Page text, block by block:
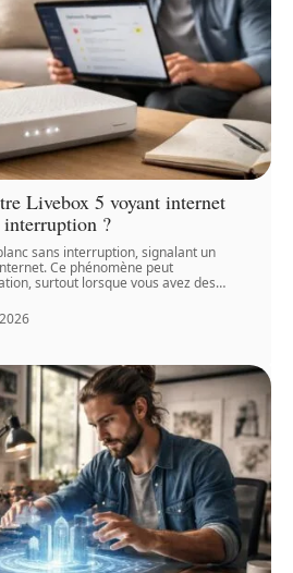
Livebox 5 voyant internet
?
sans interruption, signalant un
Ce phénomène peut
surtout lorsque vous avez des…